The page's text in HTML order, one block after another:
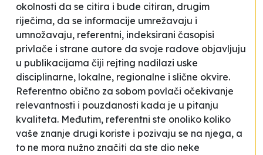
okolnosti da se citira i bude citiran, drugim
riječima, da se informacije umrežavaju i
umnožavaju, referentni, indeksirani časopisi
privlače i strane autore da svoje radove objavljuju
u publikacijama čiji rejting nadilazi uske
disciplinarne, lokalne, regionalne i slične okvire.
Referentno obično za sobom povlači očekivanje
relevantnosti i pouzdanosti kada je u pitanju
kvaliteta. Međutim, referentni ste onoliko koliko
vaše znanje drugi koriste i pozivaju se na njega, a
to ne mora nužno značiti da ste dio neke